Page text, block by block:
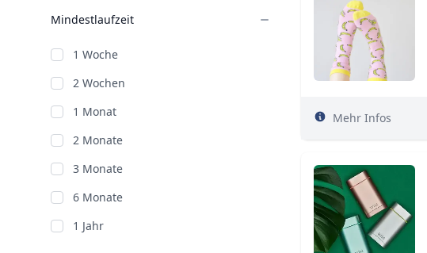
Mindestlaufzeit
1 Woche
2 Wochen
1 Monat
2 Monate
3 Monate
6 Monate
1 Jahr
Mehr Infos